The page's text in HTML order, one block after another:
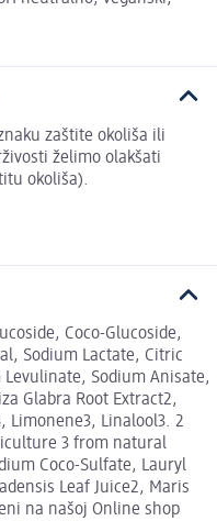
zaštite okoliša ili
želimo olakšati
okoliša).
Coco-Glucoside,
Sodium Lactate, Citric
Sodium Anisate,
Glabra Root Extract2,
Limonene3, Linalool3. 2
3 from natural
Coco-Sulfate, Lauryl
Leaf Juice2, Maris
na našoj Online shop